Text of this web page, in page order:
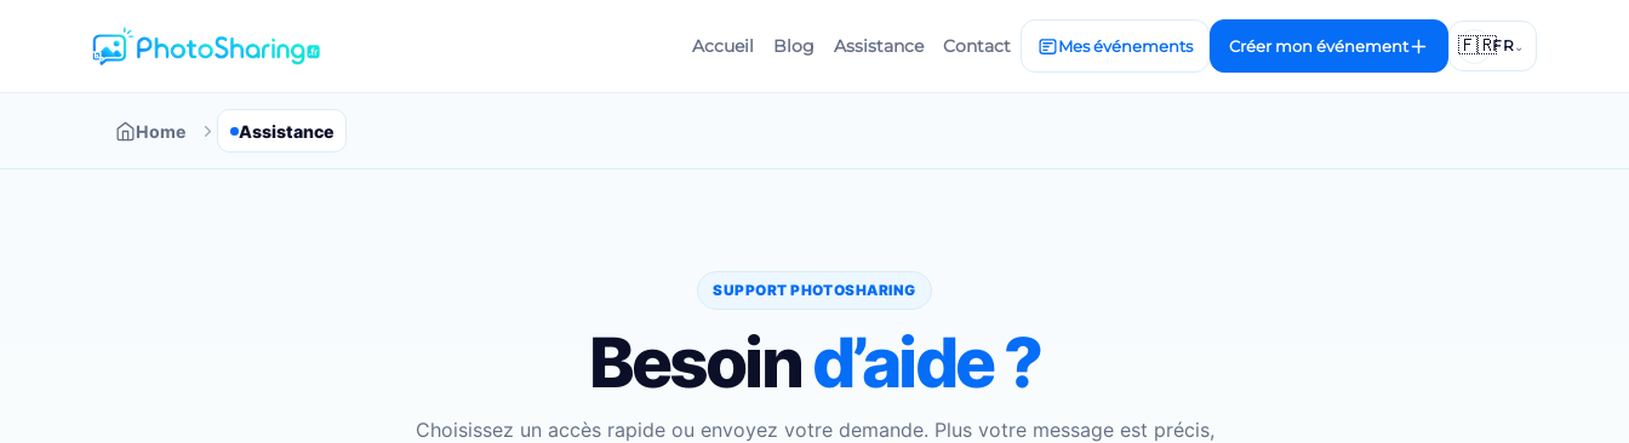
Accueil Blog Assistance Contact Mes événements Créer mon événement 🇫🇷FR⌄
Home Assistance
SUPPORT PHOTOSHARING
Besoind’aide ?
Choisissez un accès rapide ou envoyez votre demande. Plus votre message est précis,